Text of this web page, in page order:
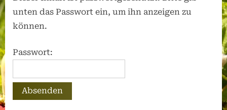
S
N
unten das Passwort ein, um ihn anzeigen zu
können.
Passwort: